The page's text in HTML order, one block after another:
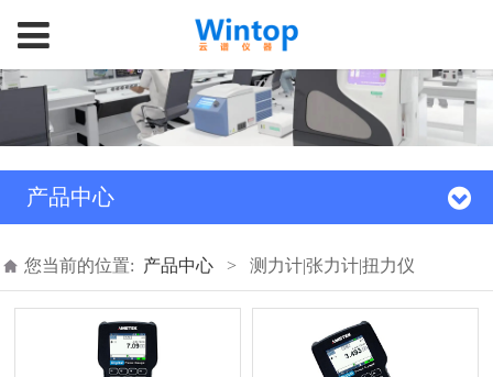
产品中心
您当前的位置: 产品中心 > 测力计|张力计|扭力仪